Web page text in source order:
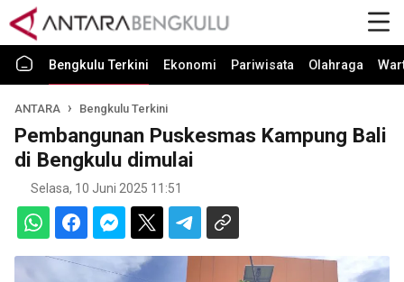
Bengkulu Terkini Ekonomi Pariwisata Olahraga
ANTARA Bengkulu Terkini
Pembangunan Puskesmas Kampung Bali
di Bengkulu dimulai
Selasa, 10 Juni 2025 11:51